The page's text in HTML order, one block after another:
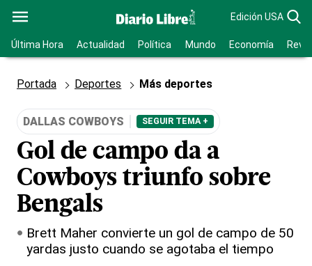
Edición USA
Última Hora Actualidad Política Mundo Economía
Portada Deportes Más deportes
DALLAS COWBOYS SEGUIR TEMA +
Gol de campo da a
Cowboys triunfo sobre
Bengals
Brett Maher convierte un gol de campo de 50
yardas justo cuando se agotaba el tiempo